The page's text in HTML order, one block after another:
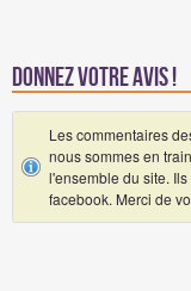
Donnez votre avis !
Les commentaires
nous sommes en
l'ensemble du site.
facebook. Merci de